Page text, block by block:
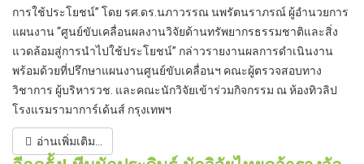
การใช้ประโยชน์” โดย รศ.ดร.นภาวรรณ นพรัตนราภรณ์ ผู้อำนวยการ
แผนงาน “ศูนย์ขับเคลื่อนผลงานวิจัยด้านทรัพยากรธรรมชาติและสิ่ง
แวดล้อมสู่การนำไปใช้ประโยชน์” กล่าวรายงานผลการดำเนินงาน
พร้อมด้วยที่ปรึกษาแผนงานศูนย์ขับเคลื่อนฯ คณะผู้ตรวจสอบทาง
วิชาการ ผู้บริหารวช. และคณะนักวิจัยเข้าร่วมกิจกรรม ณ ห้องทิวลิป
โรงแรมรามาการ์เด้นส์ กรุงเทพฯ
อ่านเพิ่มเติม...